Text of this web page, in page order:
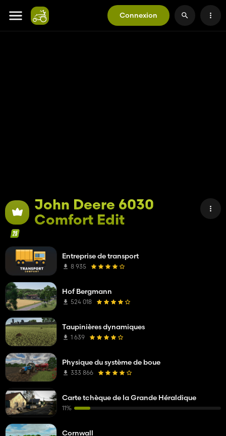
Connexion
John Deere 6030
Comfort Edit
Entreprise de transport
8 935
Hof Bergmann
524 018
Taupinières dynamiques
1 639
Physique du système de boue
333 866
Carte tchèque de la Grande Héraldique
11%
Cornwall